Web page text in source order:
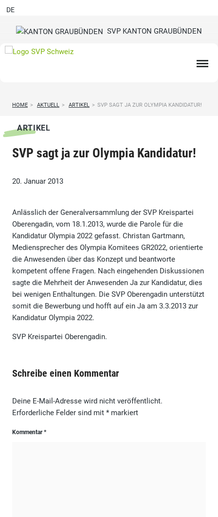
SVP KANTON GRAUBÜNDEN
DE
HOME > AKTUELL > ARTIKEL > SVP SAGT JA ZUR OLYMPIA KANDIDATUR!
ARTIKEL
SVP sagt ja zur Olympia Kandidatur!
20. Januar 2013
Anlässlich der Generalversammlung der SVP Kreispartei
Oberengadin, vom 18.1.2013, wurde die Parole für die
Kandidatur Olympia 2022 gefasst. Christan Gartmann,
Mediensprecher des Olympia Komitees GR2022, orientierte
die Anwesenden über das Konzept und beantworte
kompetent offene Fragen. Nach eingehenden Diskussionen
sagte die Mehrheit der Anwesenden Ja zur Kandidatur, dies
bei wenigen Enthaltungen. Die SVP Oberengadin unterstützt
somit die Bewerbung und hofft auf ein Ja am 3.3.2013 zur
Kandidatur Olympia 2022.
SVP Kreispartei Oberengadin.
Schreibe einen Kommentar
Deine E-Mail-Adresse wird nicht veröffentlicht.
Erforderliche Felder sind mit *markiert
Kommentar*